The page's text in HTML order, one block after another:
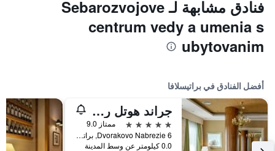
فنادق مشابهة لـ Sebarozvojove
centrum vedy a umenia s
ubytovanim
أفضل الفنادق في براتيسلافا
جراند هوتل ريفر بارك، أحد فنادق لوكشري كولكشن، براتيسلافا
5 نجوم
ممتاز 9.0
Dvorakovo Nabrezie 6, براتيسلافا, سلوفاكيا
0.0 كيلومتر عن وسط المدينة